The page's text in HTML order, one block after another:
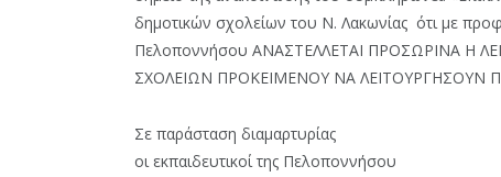
δημοτικών σχολείων του Ν. Λακωνίας ότι με
Πελοποννήσου ΑΝΑΣΤΕΛΛΕΤΑΙ ΠΡΟΣΩΡΙΝΑ
ΣΧΟΛΕΙΩΝ ΠΡΟΚΕΙΜΕΝΟΥ ΝΑ ΛΕΙΤΟΥΡΓΗΣΟΥΝ
Σε παράσταση διαμαρτυρίας
οι εκπαιδευτικοί της Πελοποννήσου